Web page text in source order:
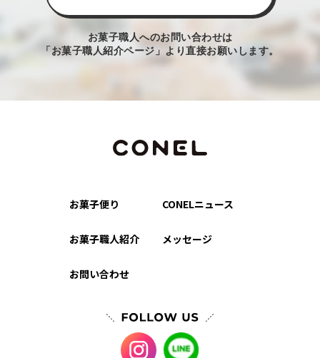
お菓子職人へのお問い合わせは
「お菓子職人紹介ページ」より直接お願いします。
お菓子便り CONELニュース
お菓子職人紹介 メッセージ
お問い合わせ